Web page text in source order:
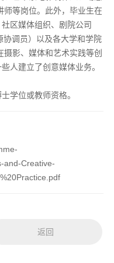
师等岗位。此外，毕业生在
区媒体组织、剧院公司
协调员）以及各大学和学院
影、媒体和艺术实践等创
人建立了创意媒体业务。
学位或教师资格。
and-Creative-
返回